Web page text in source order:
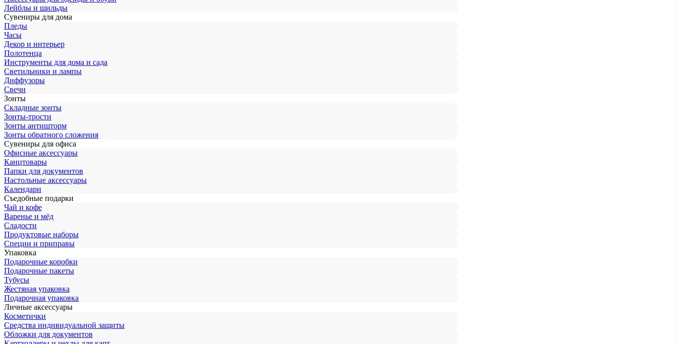
Лейблы и шильды
Сувениры для дома
Пледы
Часы
Декор и интерьер
Полотенца
Инструменты для дома и сада
Светильники и лампы
Диффузоры
Свечи
Зонты
Складные зонты
Зонты-трости
Зонты антишторм
Зонты обратного сложения
Сувениры для офиса
Офисные аксессуары
Канцтовары
Папки для документов
Настольные аксессуары
Календари
Съедобные подарки
Чай и кофе
Варенье и мёд
Сладости
Продуктовые наборы
Специи и приправы
Упаковка
Подарочные коробки
Подарочные пакеты
Тубусы
Жестяная упаковка
Подарочная упаковка
Личные аксессуары
Косметички
Средства индивидуальной защиты
Обложки для документов